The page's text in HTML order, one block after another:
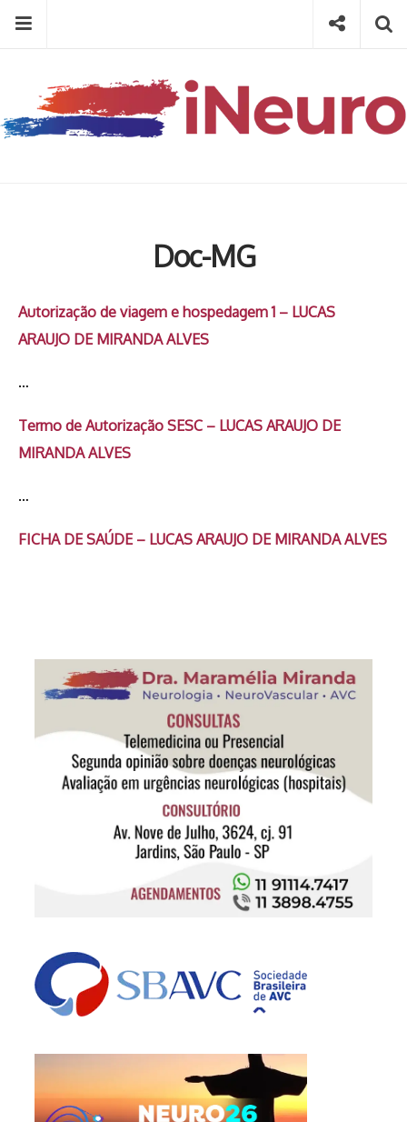
content
Menu
then
press
Type your search keyword, and press enter to search
Social
Doc-MG
Autorização de viagem e hospedagem 1 – LUCAS
ARAUJO DE MIRANDA ALVES
…
Termo de Autorização SESC – LUCAS ARAUJO DE
MIRANDA ALVES
…
FICHA DE SAÚDE – LUCAS ARAUJO DE MIRANDA ALVES